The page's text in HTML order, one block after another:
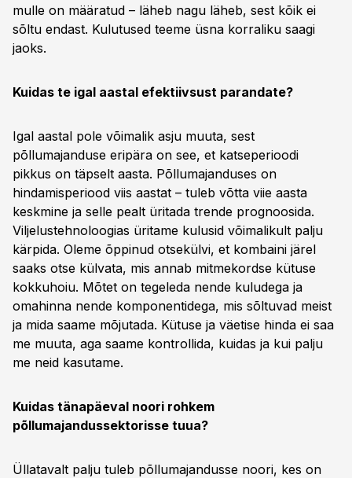
mulle on määratud – läheb nagu läheb, sest kõik ei
sõltu endast. Kulutused teeme üsna korraliku saagi
jaoks.
Kuidas te igal aastal efektiivsust parandate?
Igal aastal pole võimalik asju muuta, sest
põllumajanduse eripära on see, et katseperioodi
pikkus on täpselt aasta. Põllumajanduses on
hindamisperiood viis aastat – tuleb võtta viie aasta
keskmine ja selle pealt üritada trende prognoosida.
Viljelustehnoloogias üritame kulusid võimalikult palju
kärpida. Oleme õppinud otsekülvi, et kombaini järel
saaks otse külvata, mis annab mitmekordse kütuse
kokkuhoiu. Mõtet on tegeleda nende kuludega ja
omahinna nende komponentidega, mis sõltuvad meist
ja mida saame mõjutada. Kütuse ja väetise hinda ei saa
me muuta, aga saame kontrollida, kuidas ja kui palju
me neid kasutame.
Kuidas tänapäeval noori rohkem
põllumajandussektorisse tuua?
Üllatavalt palju tuleb põllumajandusse noori, kes on